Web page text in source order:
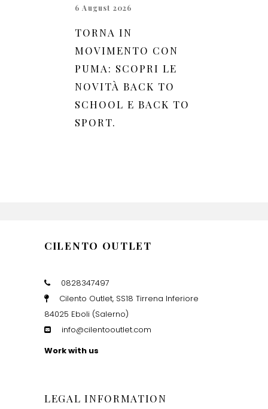
6 August 2026
TORNA IN
MOVIMENTO CON
PUMA: SCOPRI LE
NOVITÀ BACK TO
SCHOOL E BACK TO
SPORT.
CILENTO OUTLET
0828347497
Cilento Outlet, SS18 Tirrena Inferiore
84025 Eboli (Salerno)
info@cilentooutlet.com
Work with us
LEGAL INFORMATION